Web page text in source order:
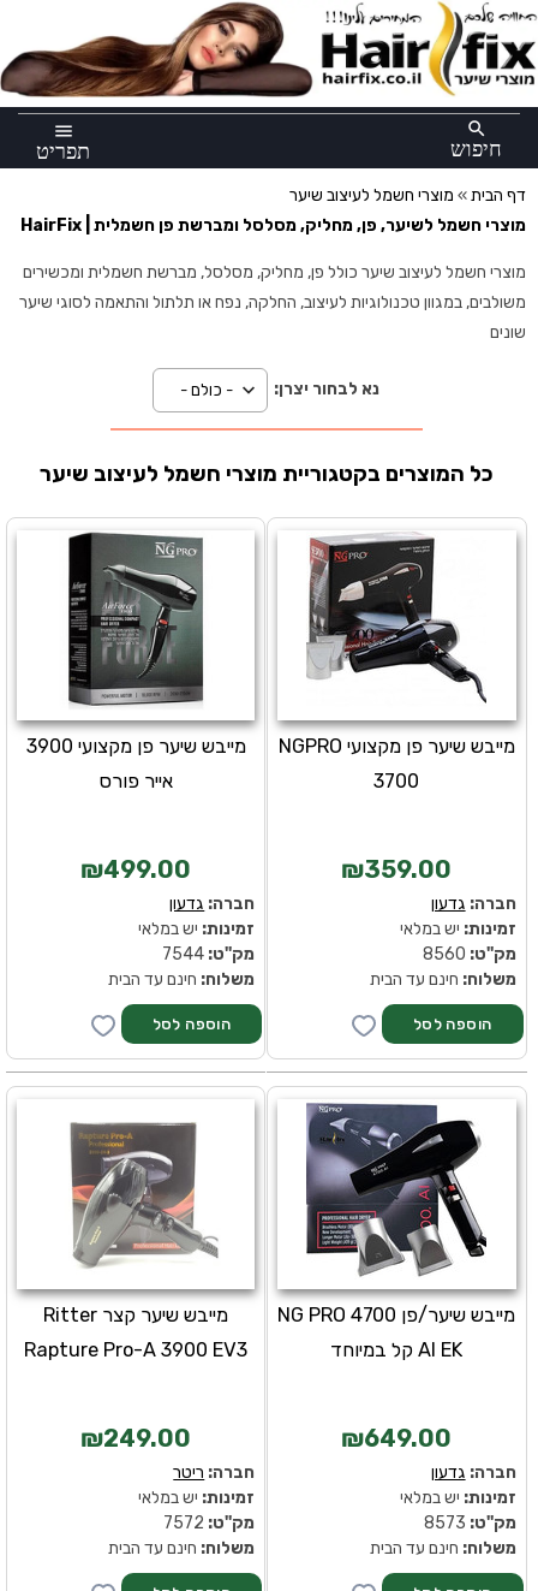
menu
תפריט
search
חיפוש
דף הבית» מוצרי חשמל לעיצוב שיער
מוצרי חשמל לשיער, פן, מחליק, מסלסל ומברשת פן חשמלית | HairFix
מוצרי חשמל לעיצוב שיער כולל פן, מחליק, מסלסל, מברשת חשמלית ומכשירים
משולבים, במגוון טכנולוגיות לעיצוב, החלקה, נפח או תלתול והתאמה לסוגי שיער
שונים
נא לבחור יצרן:
כל המוצרים בקטגוריית מוצרי חשמל לעיצוב שיער
מייבש שיער פן מקצועי 3900
אייר פורס
₪499.00
חברה: גדעון
זמינות: יש במלאי
מק''ט:
משלוח: חינם עד הבית
מייבש שיער פן מקצועי NGPRO
3700
₪359.00
חברה: גדעון
זמינות: יש במלאי
מק''ט:
משלוח: חינם עד הבית
מייבש שיער קצר Ritter
Rapture Pro-A 3900 EV3
₪249.00
חברה: ריטר
זמינות: יש במלאי
מק''ט:
משלוח: חינם עד הבית
מייבש שיער/פן 4700 NG PRO
AI EK קל במיוחד
₪649.00
חברה: גדעון
זמינות: יש במלאי
מק''ט:
משלוח: חינם עד הבית
×